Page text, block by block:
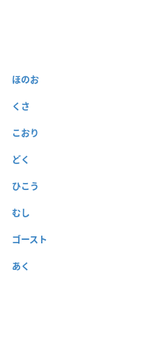
ほのお
くさ
こおり
どく
ひこう
むし
ゴースト
あく